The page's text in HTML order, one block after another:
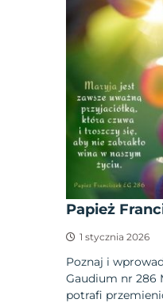
Papież
1 stycznia 2026
Poznaj i
Gaudium nr 286
potrafi